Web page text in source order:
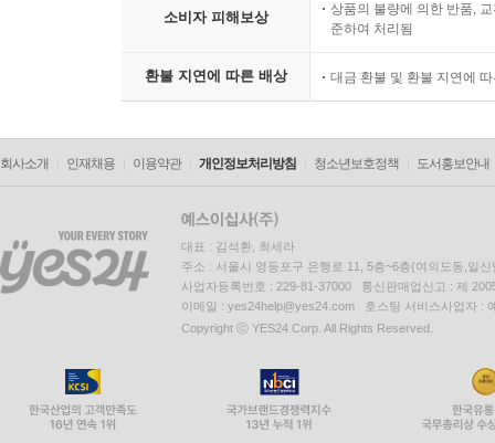
소비자 피해보상
상품의 불량에 의한 반품,
준하여 처리됨
환불 지연에 따른 배상 대금 환불 및 환불 지연에
회사소개 인재채용 이용약관 개인정보처리방침 청소년보호정책 도서홍보안내
대표 : 김석환, 최세라
주소 : 서울시 영등포구 은행로 11, 5층~6층(여의도동,일신
사업자등록번호 : 229-81-37000 통신판매업신고 : 제
이메일 : yes24help@yes24.com 호스팅 서비스사업자 :
Copyright ⓒ YES24 Corp. All Rights Reserved.